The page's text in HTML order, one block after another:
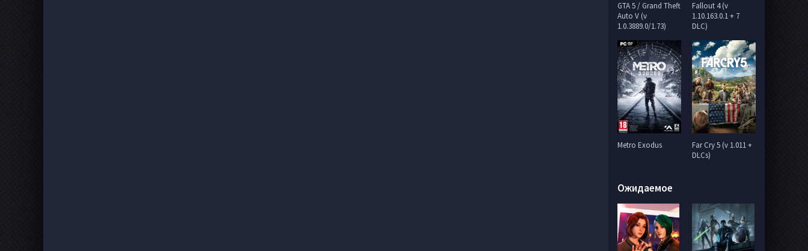
GTA 5 / Grand Theft
Auto V (v
1.0.3889.0/1.73)
Fallout 4 (v
1.10.163.0.1 + 7
DLC)
Metro Exodus
Far Cry 5 (v 1.011 +
DLCs)
Ожидаемое